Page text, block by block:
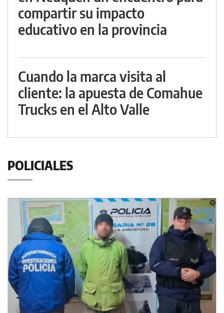
compartir su impacto
educativo en la provincia
Cuando la marca visita al
cliente: la apuesta de Comahue
Trucks en el Alto Valle
POLICIALES